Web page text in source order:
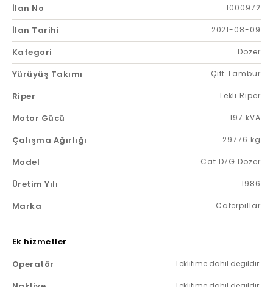
İlan No 1000972
İlan Tarihi 2021-08-09
Kategori Dozer
Yürüyüş Takımı Çift Tambur
Riper Tekli Riper
Motor Gücü 197 kVA
Çalışma Ağırlığı 29776 kg
Model Cat D7G Dozer
Üretim Yılı 1986
Marka Caterpillar
Ek hizmetler
Operatör
Teklifime dahil değildir.